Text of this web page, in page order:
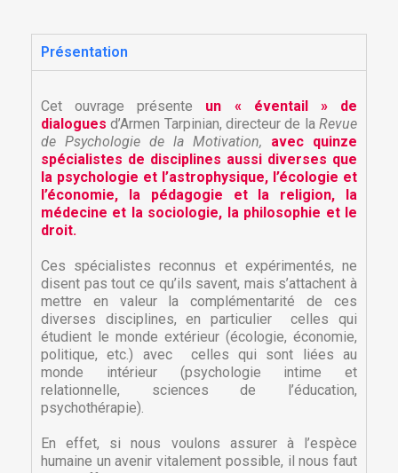
Présentation
Cet ouvrage présente un « éventail » de
dialogues d’Armen Tarpinian, directeur de la Revue
de Psychologie de la Motivation,
avec quinze
spécialistes de disciplines aussi diverses que
la psychologie et l’astrophysique, l’écologie et
l’économie, la pédagogie et la religion, la
médecine et la sociologie, la philosophie et le
droit.
Ces spécialistes reconnus et expérimentés, ne
disent pas tout ce qu’ils savent, mais s’attachent à
mettre en valeur la complémentarité de ces
diverses disciplines, en particulier celles qui
étudient le monde extérieur (écologie, économie,
politique, etc.) avec celles qui sont liées au
monde intérieur (psychologie intime et
relationnelle, sciences de l’éducation,
psychothérapie).
En effet, si nous voulons assurer à l’espèce
humaine un avenir vitalement possible, il nous faut